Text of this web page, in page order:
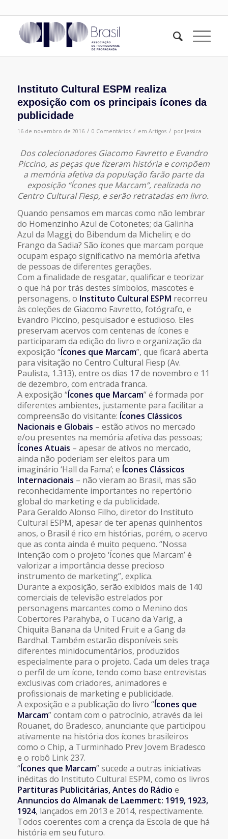
Instituto Cultural ESPM realiza
exposição com os principais ícones da
publicidade
16 de novembro de 2016 / 0 Comentários / em Artigos / por Jessica
Dos colecionadores Giacomo Favretto e Evandro
Piccino, as peças que fizeram história e compõem
a memória afetiva da população farão parte da
exposição “Ícones que Marcam”, realizada no
Centro Cultural Fiesp, e serão retratadas em livro.
Quando pensamos em marcas como não lembrar
do Homenzinho Azul de Cotonetes; da Galinha
Azul da Maggi; do Bibendum da Michelin; e do
Frango da Sadia? São ícones que marcam porque
ocupam espaço significativo na memória afetiva
de pessoas de diferentes gerações.
Com a finalidade de resgatar, qualificar e teorizar
o que há por trás destes símbolos, mascotes e
personagens, o Instituto Cultural ESPM recorreu
às coleções de Giacomo Favretto, fotógrafo, e
Evandro Piccino, pesquisador e estudioso. Eles
preservam acervos com centenas de ícones e
participaram da edição do livro e organização da
exposição “Ícones que Marcam”, que ficará aberta
para visitação no Centro Cultural Fiesp (Av.
Paulista, 1.313), entre os dias 17 de novembro e 11
de dezembro, com entrada franca.
A exposição “Ícones que Marcam” é formada por
diferentes ambientes, justamente para facilitar a
compreensão do visitante: Ícones Clássicos
Nacionais e Globais – estão ativos no mercado
e/ou presentes na memória afetiva das pessoas;
Ícones Atuais – apesar de ativos no mercado,
ainda não poderiam ser eleitos para um
imaginário ‘Hall da Fama’; e Ícones Clássicos
Internacionais – não vieram ao Brasil, mas são
reconhecidamente importantes no repertório
global do marketing e da publicidade.
Para Geraldo Alonso Filho, diretor do Instituto
Cultural ESPM, apesar de ter apenas quinhentos
anos, o Brasil é rico em histórias, porém, o acervo
que as conta ainda é muito pequeno. “Nossa
intenção com o projeto ‘Ícones que Marcam’ é
valorizar a importância desse precioso
instrumento de marketing”, explica.
Durante a exposição, serão exibidos mais de 140
comerciais de televisão estrelados por
personagens marcantes como o Menino dos
Cobertores Parahyba, o Tucano da Varig, a
Chiquita Banana da United Fruit e a Gang da
Bardhal. Também estarão disponíveis seis
diferentes minidocumentários, produzidos
especialmente para o projeto. Cada um deles traça
o perfil de um ícone, tendo como base entrevistas
exclusivas com criadores, animadores e
profissionais de marketing e publicidade.
A exposição e a publicação do livro “Ícones que
Marcam” contam com o patrocínio, através da lei
Rouanet, do Bradesco, anunciante que participou
ativamente na história dos ícones brasileiros
como o Chip, a Turminhado Prev Jovem Bradesco
e o robô Link 237.
“Ícones que Marcam” sucede a outras iniciativas
inéditas do Instituto Cultural ESPM, como os livros
Partituras Publicitárias, Antes do Rádio e
Annuncios do Almanak de Laemmert: 1919, 1923,
1924, lançados em 2013 e 2014, respectivamente.
Todos coerentes com a crença da Escola de que há
história em seu futuro.